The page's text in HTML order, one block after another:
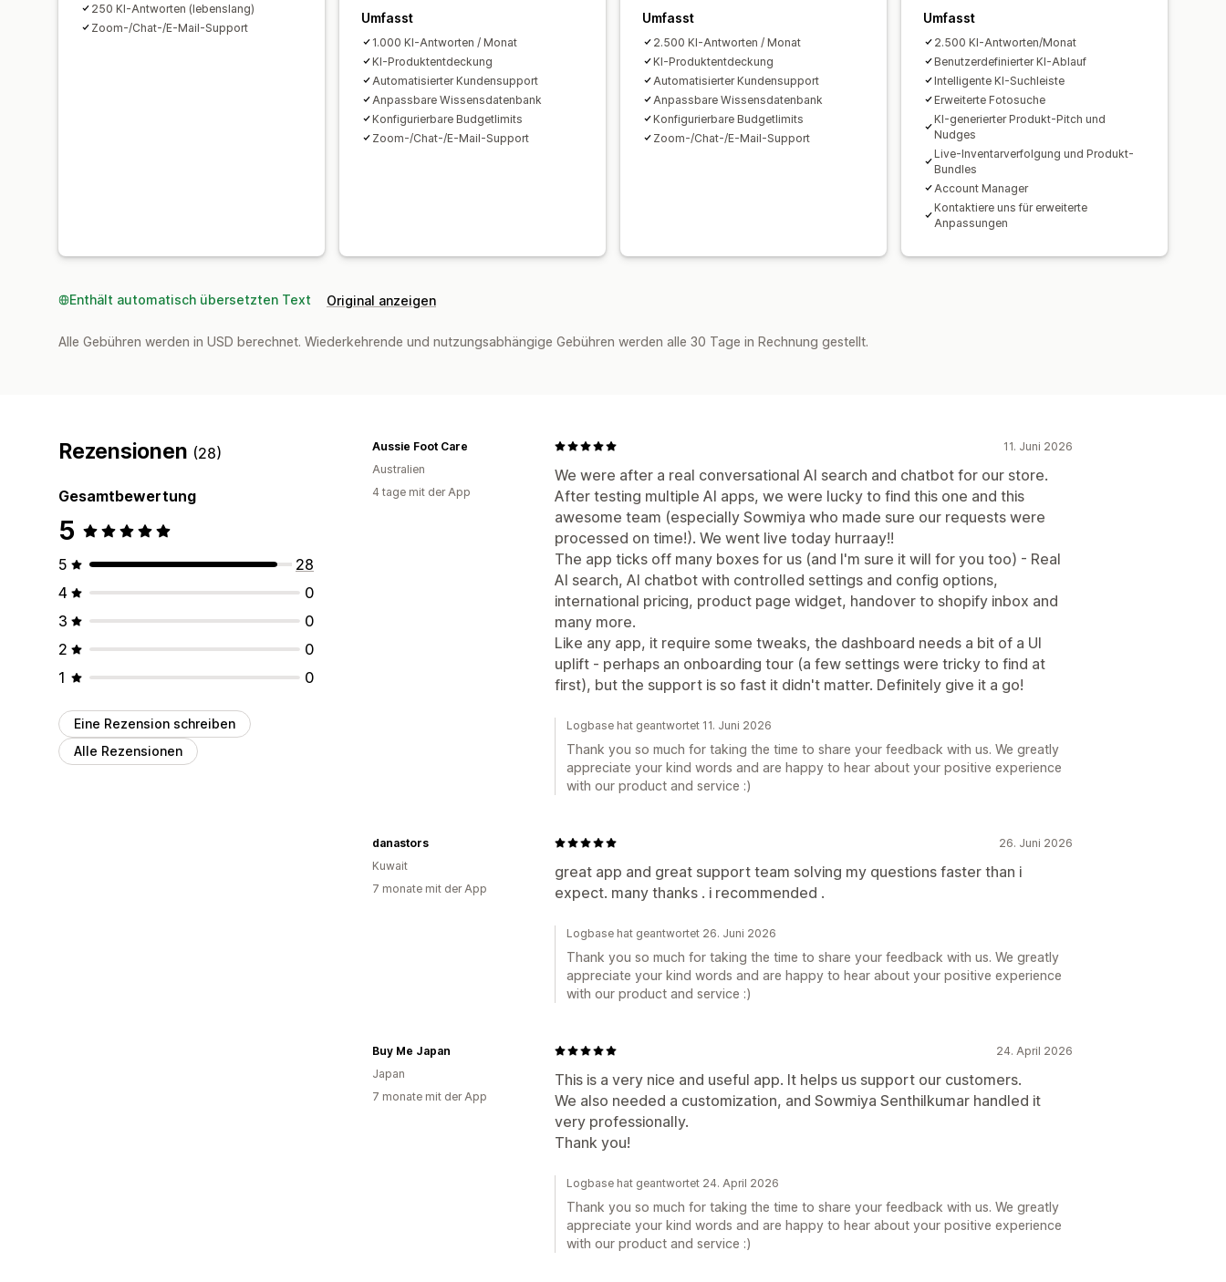
250 KI-Antworten (lebenslang)
Zoom-/Chat-/E-Mail-Support
Umfasst
1.000 KI-Antworten / Monat
KI-Produktentdeckung
Automatisierter Kundensupport
Anpassbare Wissensdatenbank
Konfigurierbare Budgetlimits
Zoom-/Chat-/E-Mail-Support
Umfasst
2.500 KI-Antworten / Monat
KI-Produktentdeckung
Automatisierter Kundensupport
Anpassbare Wissensdatenbank
Konfigurierbare Budgetlimits
Zoom-/Chat-/E-Mail-Support
Umfasst
2.500 KI-Antworten/Monat
Benutzerdefinierter KI-Ablauf
Intelligente KI-Suchleiste
Erweiterte Fotosuche
KI-generierter Produkt-Pitch und
Nudges
Live-Inventarverfolgung und Produkt-
Bundles
Account Manager
Kontaktiere uns für erweiterte
Anpassungen
Enthält automatisch übersetzten Text Original anzeigen
Alle Gebühren werden in USD berechnet. Wiederkehrende und nutzungsabhängige Gebühren werden alle 30 Tage in Rechnung gestellt.
Rezensionen (28)
Gesamtbewertung
5
5
28
4
0
3
0
2
0
1
0
Eine Rezension schreiben
Alle Rezensionen
11. Juni 2026
We were after a real conversational AI search and chatbot for our store.
After testing multiple AI apps, we were lucky to find this one and this
awesome team (especially Sowmiya who made sure our requests were
processed on time!). We went live today hurraay!!
The app ticks off many boxes for us (and I'm sure it will for you too) - Real
AI search, AI chatbot with controlled settings and config options,
international pricing, product page widget, handover to shopify inbox and
many more.
Like any app, it require some tweaks, the dashboard needs a bit of a UI
uplift - perhaps an onboarding tour (a few settings were tricky to find at
first), but the support is so fast it didn't matter. Definitely give it a go!
Aussie Foot Care
Australien
4 tage mit der App
Logbase hat geantwortet 11. Juni 2026
Thank you so much for taking the time to share your feedback with us. We greatly
appreciate your kind words and are happy to hear about your positive experience
with our product and service :)
26. Juni 2026
great app and great support team solving my questions faster than i
expect. many thanks . i recommended .
danastors
Kuwait
7 monate mit der App
Logbase hat geantwortet 26. Juni 2026
Thank you so much for taking the time to share your feedback with us. We greatly
appreciate your kind words and are happy to hear about your positive experience
with our product and service :)
24. April 2026
This is a very nice and useful app. It helps us support our customers.
We also needed a customization, and Sowmiya Senthilkumar handled it
very professionally.
Thank you!
Buy Me Japan
Japan
7 monate mit der App
Logbase hat geantwortet 24. April 2026
Thank you so much for taking the time to share your feedback with us. We greatly
appreciate your kind words and are happy to hear about your positive experience
with our product and service :)